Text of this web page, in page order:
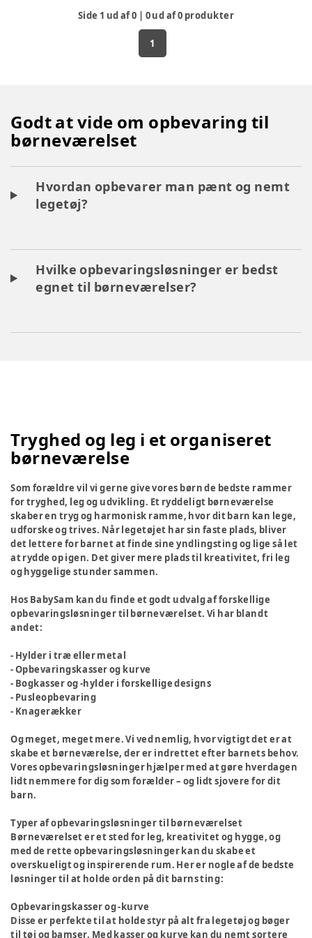
Side 1 ud af0 | 0ud af0 produkter
1
Godt at vide om opbevaring til
børneværelset
Hvordan opbevarer man pænt og nemt
legetøj?
Hvilke opbevaringsløsninger er bedst
egnet til børneværelser?
Tryghed og leg i et organiseret
børneværelse
Som forældre vil vi gerne give vores børn de bedste rammer
for tryghed, leg og udvikling. Et ryddeligt børneværelse
skaber en tryg og harmonisk ramme, hvor dit barn kan lege,
udforske og trives. Når legetøjet har sin faste plads, bliver
det lettere for barnet at finde sine yndlingsting og lige så let
at rydde op igen. Det giver mere plads til kreativitet, fri leg
og hyggelige stunder sammen.
Hos BabySam kan du finde et godt udvalg af forskellige
opbevaringsløsninger til børneværelset. Vi har blandt
andet:
- Hylder i træ eller metal
- Opbevaringskasser og kurve
- Bogkasser og -hylder i forskellige designs
- Pusleopbevaring
- Knagerækker
Og meget, meget mere. Vi ved nemlig, hvor vigtigt det er at
skabe et børneværelse, der er indrettet efter barnets behov.
Vores opbevaringsløsninger hjælper med at gøre hverdagen
lidt nemmere for dig som forælder – og lidt sjovere for dit
barn.
Typer af opbevaringsløsninger til børneværelset
Børneværelset er et sted for leg, kreativitet og hygge, og
med de rette opbevaringsløsninger kan du skabe et
overskueligt og inspirerende rum. Her er nogle af de bedste
løsninger til at holde orden på dit barns ting:
Opbevaringskasser og -kurve
Disse er perfekte til at holde styr på alt fra legetøj og bøger
til tøj og bamser. Med kasser og kurve kan du nemt sortere